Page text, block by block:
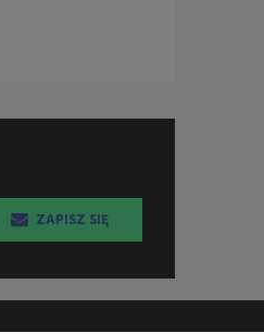
ZAPISZ SIĘ